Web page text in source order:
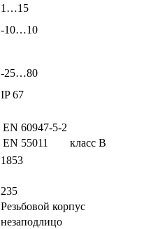
1…15
-10…10
-25…80
IP 67
EN 60947-5-2
EN 55011
класс B
1853
235
Резьбовой корпус
незаподлицо